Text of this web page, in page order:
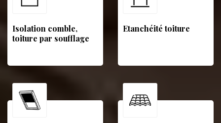
Isolation comble,
toiture par soufflage
Etanchéité toiture